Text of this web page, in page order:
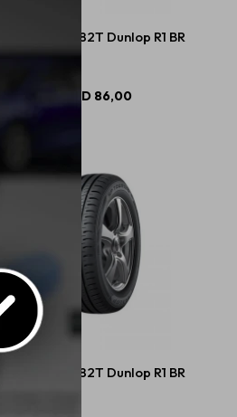
175/70 R13 82T Dunlop R1 BR
USD 86,00
175/65 R14 82T Dunlop R1 BR